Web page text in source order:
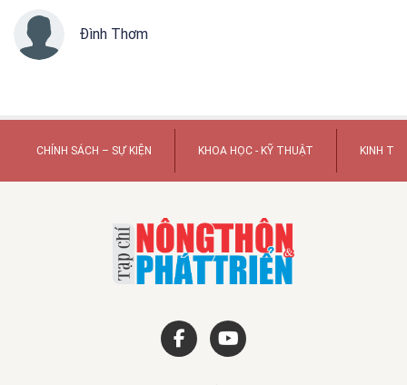
Đình Thơm
CHÍNH SÁCH – SỰ KIỆN KHOA HỌC - KỸ THUẬT KINH TẾ